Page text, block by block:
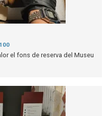
el fons de reserva del Museu